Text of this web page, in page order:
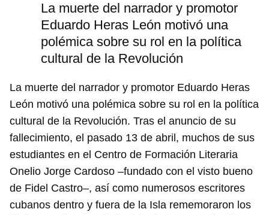
La muerte del narrador y promotor
Eduardo Heras León motivó una
polémica sobre su rol en la política
cultural de la Revolución
La muerte del narrador y promotor Eduardo Heras
León motivó una polémica sobre su rol en la política
cultural de la Revolución. Tras el anuncio de su
fallecimiento, el pasado 13 de abril, muchos de sus
estudiantes en el Centro de Formación Literaria
Onelio Jorge Cardoso –fundado con el visto bueno
de Fidel Castro–, así como numerosos escritores
cubanos dentro y fuera de la Isla rememoraron los